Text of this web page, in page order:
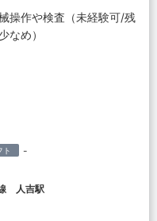
操作や検査（未経験可/残
なめ）
ト -
人吉駅